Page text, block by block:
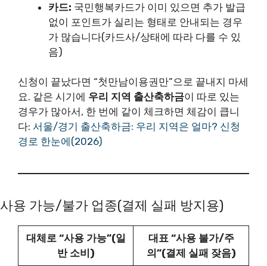
카드: 국민행복카드가 이미 있으면 추가 발급
없이 포인트가 실리는 형태로 안내되는 경우
가 많습니다(카드사/상태에 따라 다를 수 있
음)
신청이 끝났다면 “첫만남이용권만”으로 끝내지 마세
요. 같은 시기에 우리 지역 출산축하금이 따로 있는
경우가 많아서, 한 번에 같이 체크하면 체감이 큽니
다: 서울/경기 출산축하금: 우리 지역은 얼마? 신청
경로 한눈에(2026)
사용 가능/불가 업종(결제 실패 방지용)
대체로 “사용 가능”(일
반 소비)
대표 “사용 불가/주
의”(결제 실패 잦음)